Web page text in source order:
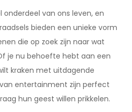
onderdeel van ons leven, en
bieden een unieke vorm
die op zoek zijn naar wat
je nu behoefte hebt aan een
kraken met uitdagende
entertainment zijn perfect
hun geest willen prikkelen.